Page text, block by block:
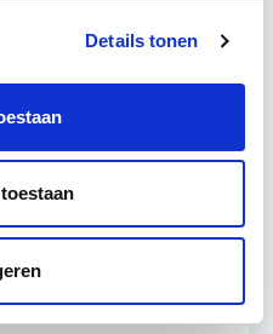
Details tonen
je om integraal
en/of te
trends in vastgoed